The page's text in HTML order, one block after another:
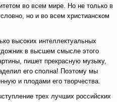
во всем мире. Но не только в
но и во всем христианском
высоких интеллектуальных
в высшем смысле этого
пишет прекрасную музыку,
его сполна! Поэтому мы
и плодами его творчества.
трех лучших российских